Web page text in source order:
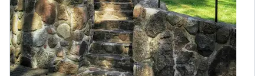
Viktorino pl. 2, Taikūnų k., Veisiejų sen., Lazdijų r.
Vietų iki40
50 m iki ež. Trikojis
„Sodyba ant pačio Trikojo ežero kranto, vienkiemyje,
Veisiejų regioniniame parke.